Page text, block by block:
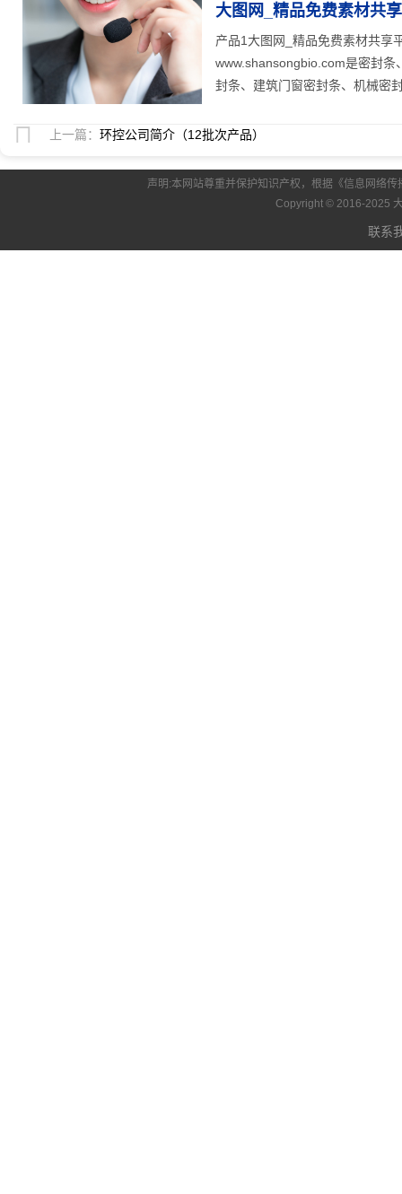
大图网_精品免费素材共
25 人关注
产品1大图网_精品免费素材共享
www.shansongbio.com是密封条
封条、建筑门窗密封条、机械密
上一篇： 环控公司简介（12批次产品）
声明:本网站尊重并保护知识产权，根据《信息网络
Copyright © 2016-2025
联系